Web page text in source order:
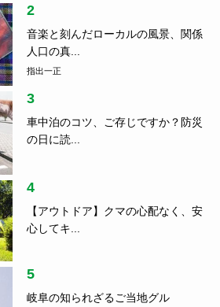
2
音楽と刻んだローカルの風景、関係
人口の真...
指出一正
3
車中泊のコツ、ご存じですか？防災
の日に読...
4
【アウトドア】クマの心配なく、安
心してキ...
5
岐阜の知られざるご当地グル